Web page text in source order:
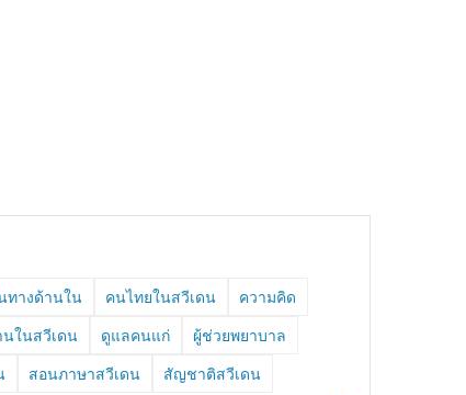
ทางด้านใน คนไทยในสวีเดน
ความคิด
นในสวีเดน ดูแลคนแก่
ผู้ช่วยพยาบาล
สอนภาษาสวีเดน
สัญชาติสวีเดน